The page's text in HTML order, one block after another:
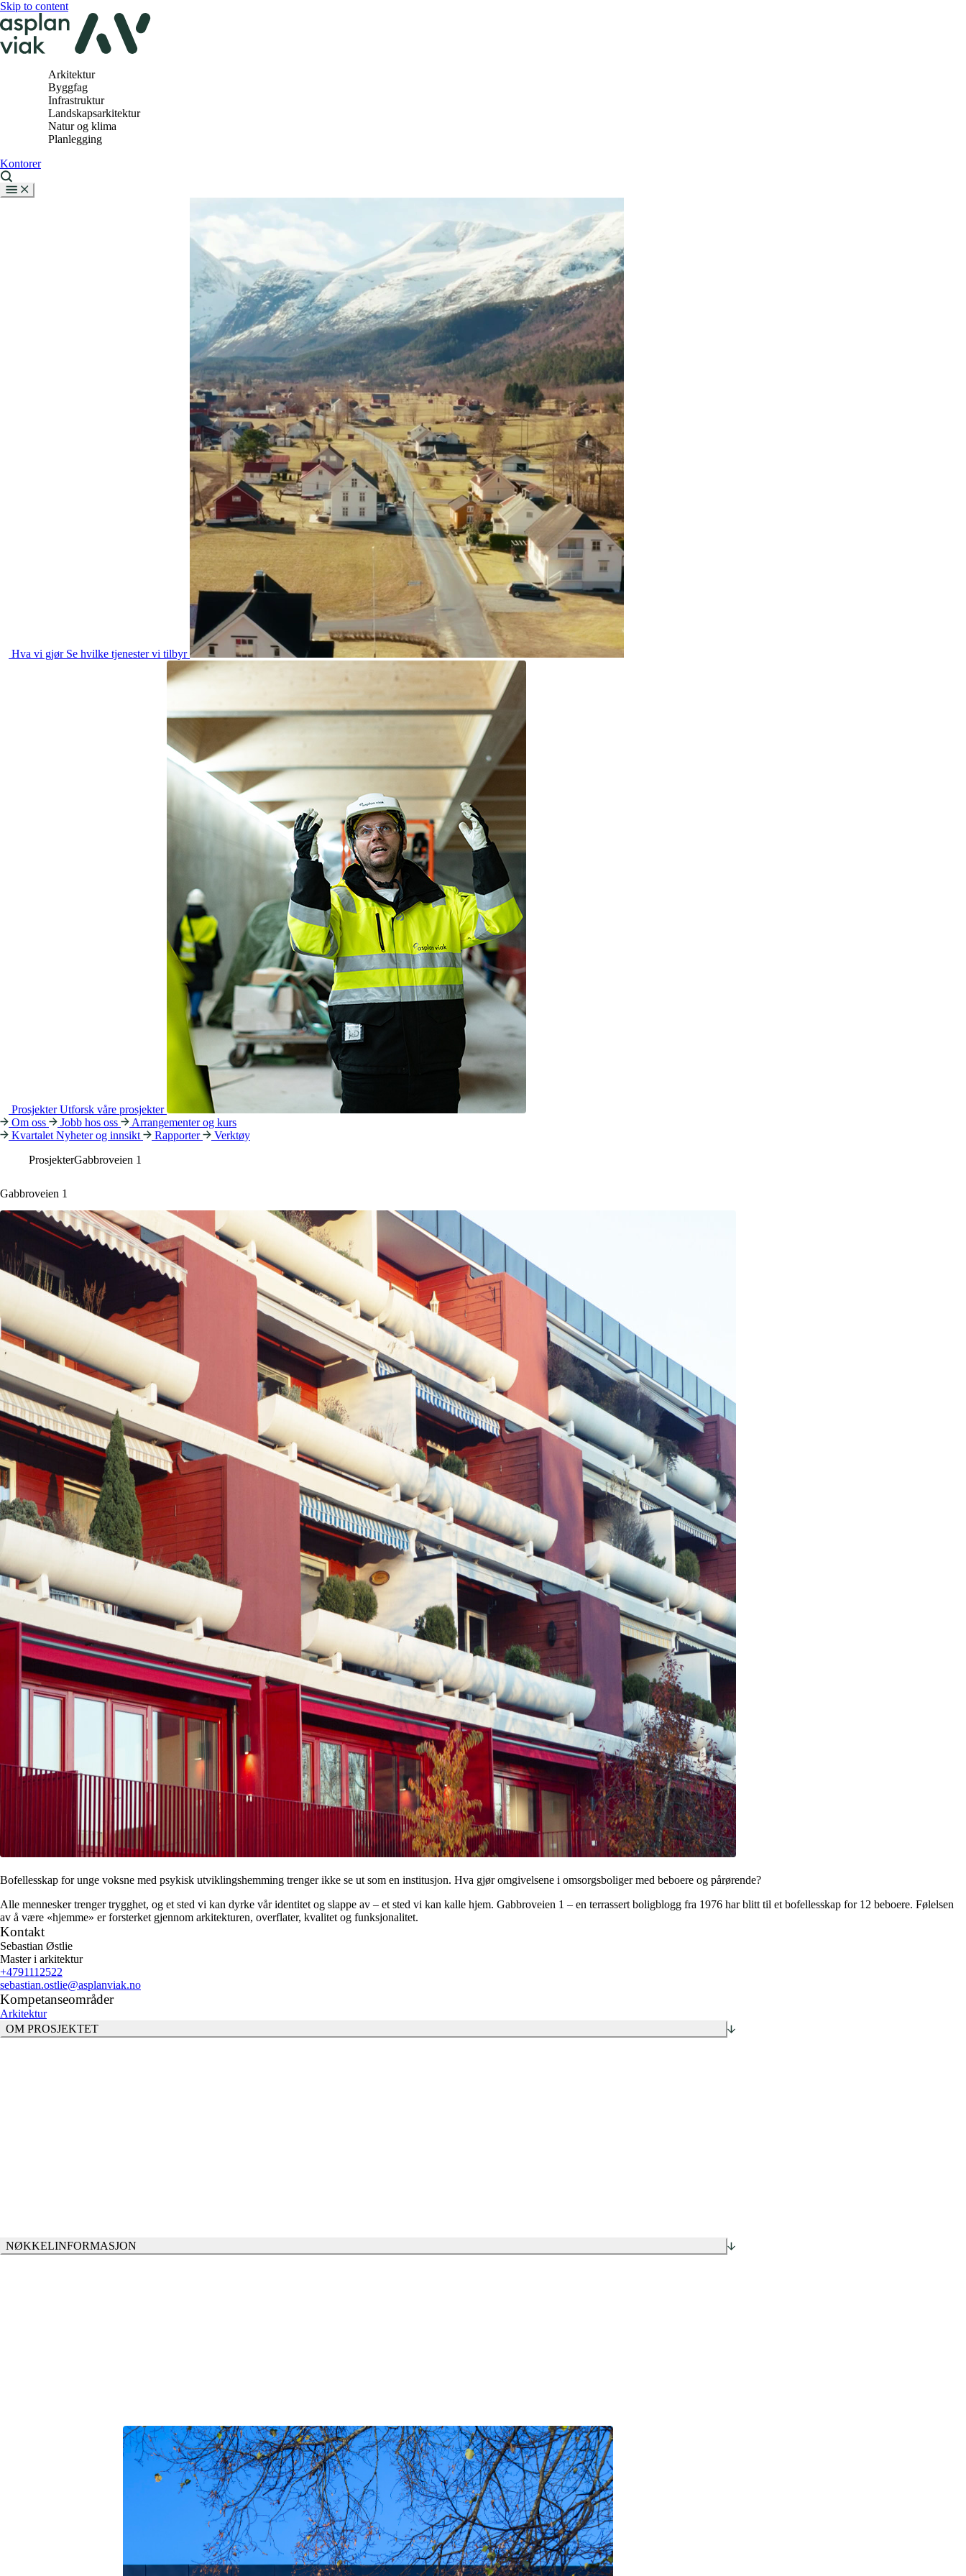
Skip to content
Arkitektur
Byggfag
Infrastruktur
Landskapsarkitektur
Natur og klima
Planlegging
Kontorer
Hva vi gjør Se hvilke tjenester vi tilbyr
ProsjekterUtforsk våre prosjekter
Om oss
Jobb hos oss
Arrangementer og kurs
Kvartalet Nyheter og innsikt Rapporter
Verktøy
ProsjekterGabbroveien 1
Gabbroveien 1
Bofellesskap for unge voksne med psykisk utviklingshemming trenger ikke se ut som en institusjon. Hva gjør omgivelsene i omsorgsboliger med beboere og pårørende?
Alle mennesker trenger trygghet, og et sted vi kan dyrke vår identitet og slappe av – et sted vi kan kalle hjem. Gabbroveien 1 – en terrassert boligblogg fra 1976 har blitt til et bofellesskap for 12 beboere. Følelsen
av å være «hjemme» er forsterket gjennom arkitekturen, overflater, kvalitet og funksjonalitet.
Kontakt
Sebastian Østlie
Master i arkitektur
+4791112522
sebastian.ostlie@asplanviak.no
Kompetanseområder
Arkitektur
OM PROSJEKTET
NØKKELINFORMASJON